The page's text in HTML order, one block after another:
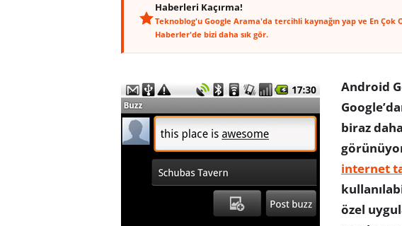
Haberleri Kaçırma!
Teknoblog'u Google Arama'da tercihli kaynağın yap ve En Çok
Haberler'de bizi daha sık gör.
Android
biraz
internet
özel